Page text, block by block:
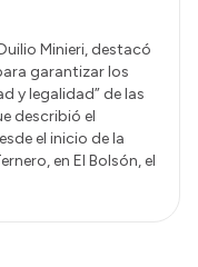
Minieri, destacó
garantizar los
y legalidad” de las
describió el
el inicio de la
en El Bolsón, el